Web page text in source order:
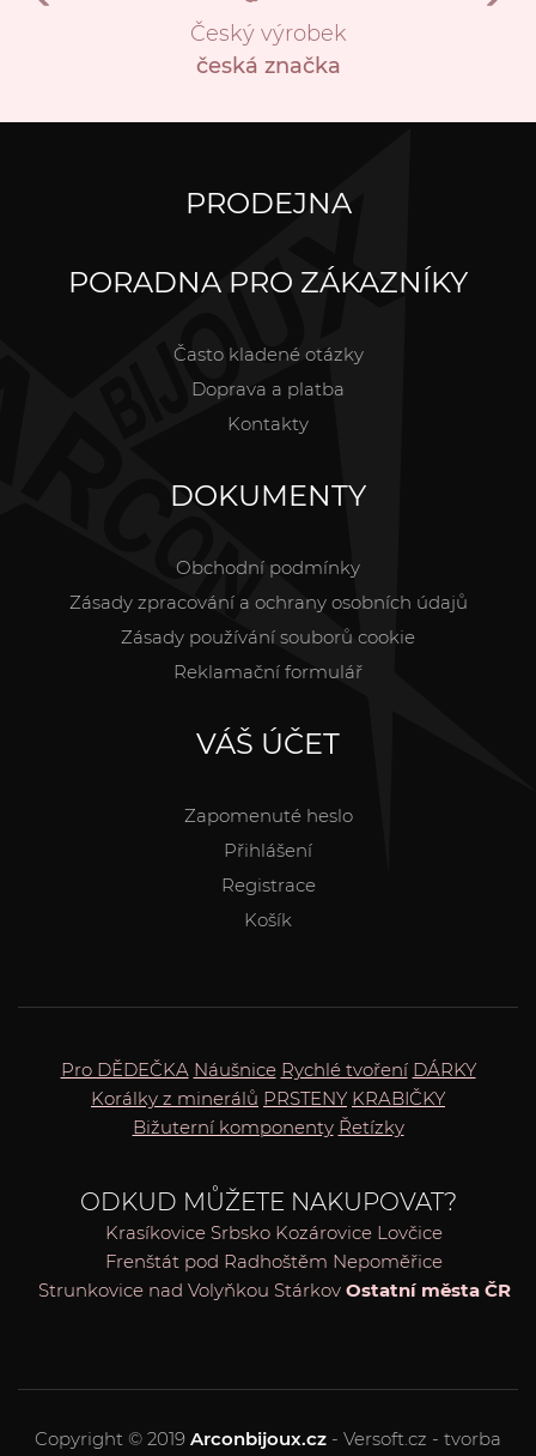
Český výrobek
česká značka
PRODEJNA
PORADNA PRO ZÁKAZNÍKY
Často kladené otázky
Doprava a platba
Kontakty
DOKUMENTY
Obchodní podmínky
Zásady zpracování a ochrany osobních údajů
Zásady používání souborů cookie
Reklamační formulář
VÁŠ ÚČET
Zapomenuté heslo
Přihlášení
Registrace
Košík
Pro DĚDEČKA Náušnice Rychlé tvoření DÁRKY
Korálky z minerálů PRSTENY KRABIČKY
Bižuterní komponenty Řetízky
ODKUD MŮŽETE NAKUPOVAT?
Krasíkovice Srbsko Kozárovice Lovčice
Frenštát pod Radhoštěm Nepoměřice
Strunkovice nad Volyňkou Stárkov Ostatní města ČR
Copyright © 2019 Arconbijoux.cz - Versoft.cz - tvorba